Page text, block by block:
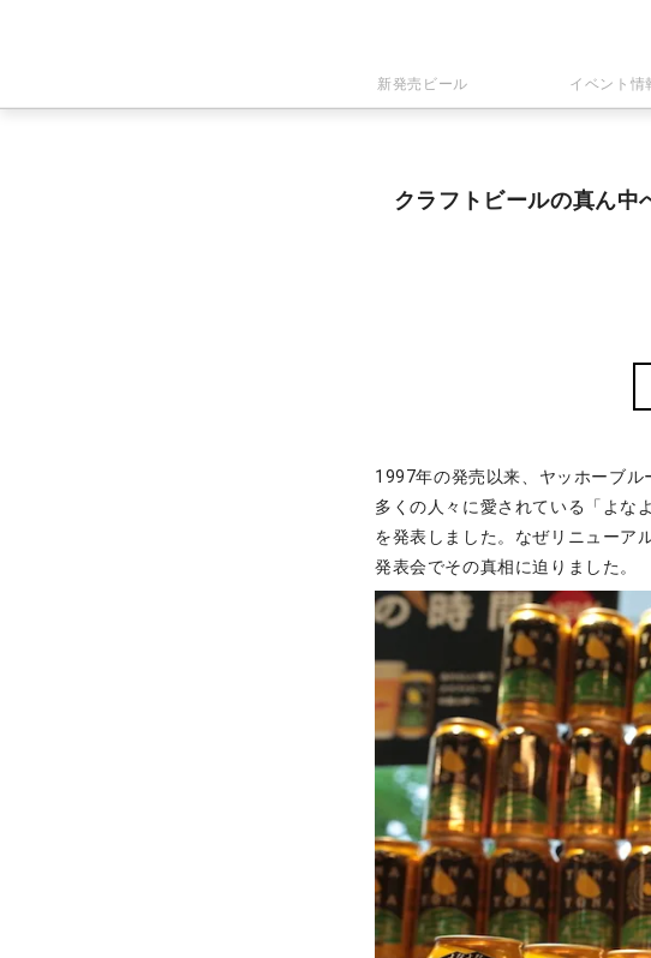
新発売ビール イベント情
クラフトビールの真ん中
1997年の発売以来、ヤッホーブ
多くの人々に愛されている「よな
を発表しました。なぜリニューア
発表会でその真相に迫りました。